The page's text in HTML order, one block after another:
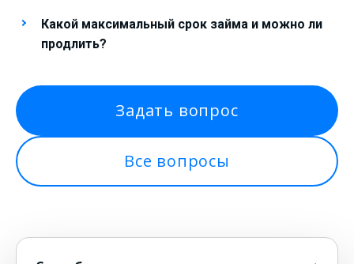
Какой максимальный срок займа и можно ли
продлить?
Задать вопрос
Все вопросы